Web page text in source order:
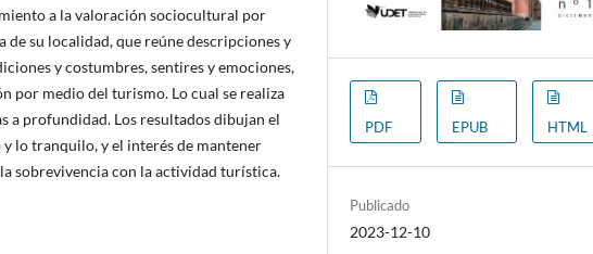
a la valoración sociocultural por
de su localidad, que reúne descripciones y
y costumbres, sentires y emociones,
por medio del turismo. Lo cual se realiza
a profundidad. Los resultados dibujan el
lo tranquilo, y el interés de mantener
sobrevivencia con la actividad turística.
PDF EPUB HTML
Publicado
2023-12-10